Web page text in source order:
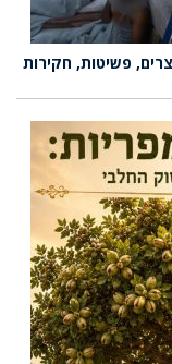
פשיטות, חקירות